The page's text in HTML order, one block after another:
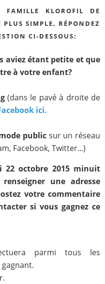
FAMILLE KLOROFIL DE
PLUS SIMPLE, RÉPONDEZ
CI-DESSOUS:
aviez étant petite et que
à votre enfant?
(dans le pavé à droite de
ici.
public sur un réseau
Facebook, Twitter...)
22 octobre 2015 minuit
une adresse
votre commentaire
si vous gagnez ce
parmi tous les